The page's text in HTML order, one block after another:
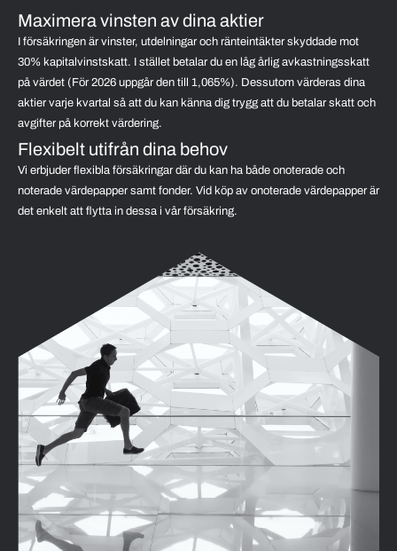
Maximera vinsten av dina aktier
I försäkringen är vinster, utdelningar och ränteintäkter skyddade mot
30% kapitalvinstskatt. I stället betalar du en låg årlig avkastningsskatt
på värdet (För 2026 uppgår den till 1,065%). Dessutom värderas dina
aktier varje kvartal så att du kan känna dig trygg att du betalar skatt och
avgifter på korrekt värdering.
Flexibelt utifrån dina behov
Vi erbjuder flexibla försäkringar där du kan ha både onoterade och
noterade värdepapper samt fonder. Vid köp av onoterade värdepapper är
det enkelt att flytta in dessa i vår försäkring.